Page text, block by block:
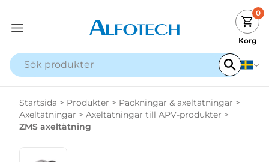
0
Korg
Startsida > Produkter > Packningar & axeltätningar >
Axeltätningar > Axeltätningar till APV-produkter >
ZMS axeltätning